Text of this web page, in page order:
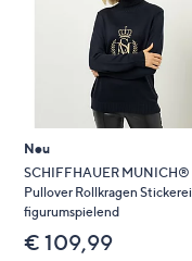
diese
anzuzeigen.
Neu
SCHIFFHAUER MUNICH®
Pullover Rollkragen Stickerei
figurumspielend
€ 109,99